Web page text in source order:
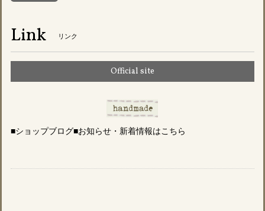
Link リンク
Official site
■ショップブログ■お知らせ・新着情報はこちら